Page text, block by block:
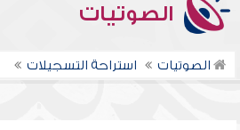
الصوتيات
الصوتيات استراحة التسجيلات